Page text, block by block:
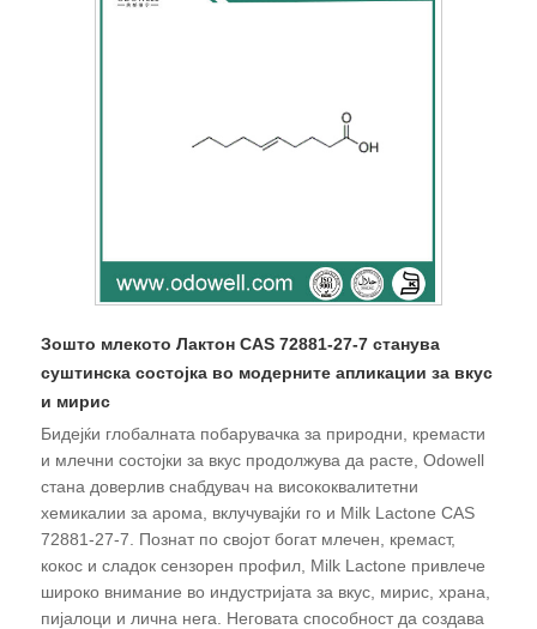
Зошто млекото Лактон CAS 72881-27-7 станува
суштинска состојка во модерните апликации за вкус
и мирис
Бидејќи глобалната побарувачка за природни, кремасти
и млечни состојки за вкус продолжува да расте, Odowell
стана доверлив снабдувач на висококвалитетни
хемикалии за арома, вклучувајќи го и Milk Lactone CAS
72881-27-7. Познат по својот богат млечен, кремаст,
кокос и сладок сензорен профил, Milk Lactone привлече
широко внимание во индустријата за вкус, мирис, храна,
пијалоци и лична нега. Неговата способност да создава